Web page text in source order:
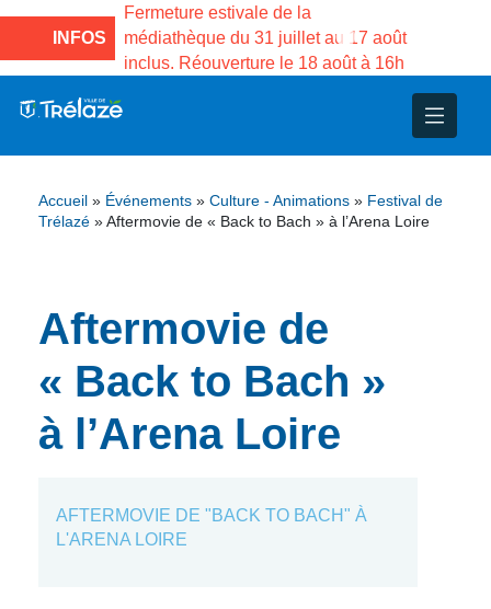
INFOS
la Maison des
de Gama du
Fermeture estivale de la
médiathèque du 31 juillet au 17 août
inclus. Réouverture le 18 août à 16h
Projets
– Jumelage
Accueil » Événements » Culture - Animations » Festival de
Trélazé » Aftermovie de « Back to Bach » à l’Arena Loire
Aftermovie de
« Back to Bach »
à l’Arena Loire
AFTERMOVIE DE "BACK TO BACH" À
L'ARENA LOIRE